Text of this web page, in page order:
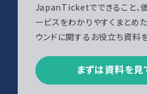
JapanTicketでできること、価
ービスをわかりやすくまとめ
ウンドに関するお役立ち資料
まずは資料を見